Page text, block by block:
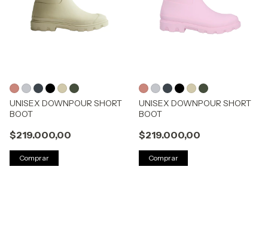
UNISEX DOWNPOUR SHORT
BOOT
$219.000,00
Comprar
UNISEX DOWNPOUR SHORT
BOOT
$219.000,00
Comprar